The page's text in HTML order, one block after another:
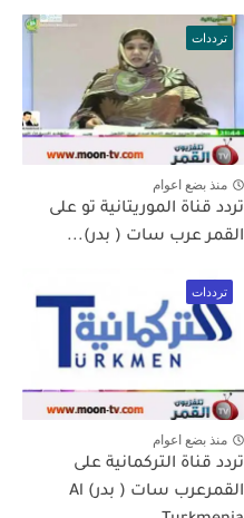
ترددات
منذ بضع اعوام
تردد قناة الموريتانية تو على
القمر عرب سات ( بدر)...
ترددات
منذ بضع اعوام
تردد قناة التركمانية على
القمرعرب سات ( بدر) Al